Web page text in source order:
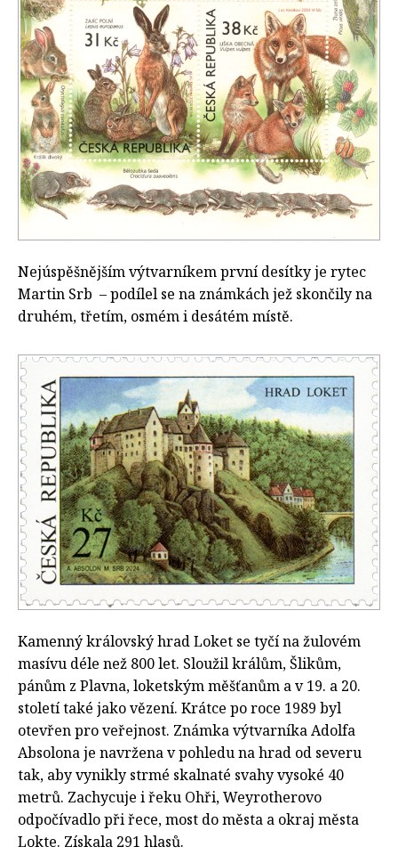
Nejúspěšnějším výtvarníkem první desítky je rytec
Martin Srb – podílel se na známkách jež skončily na
druhém, třetím, osmém i desátém místě.
Kamenný královský hrad Loket se tyčí na žulovém
masívu déle než 800 let. Sloužil králům, Šlikům,
pánům z Plavna, loketským měšťanům a v 19. a 20.
století také jako vězení. Krátce po roce 1989 byl
otevřen pro veřejnost. Známka výtvarníka Adolfa
Absolona je navržena v pohledu na hrad od severu
tak, aby vynikly strmé skalnaté svahy vysoké 40
metrů. Zachycuje i řeku Ohři, Weyrotherovo
odpočívadlo při řece, most do města a okraj města
Lokte. Získala 291 hlasů.